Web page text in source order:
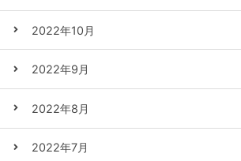
2022年10月
2022年9月
2022年8月
2022年7月